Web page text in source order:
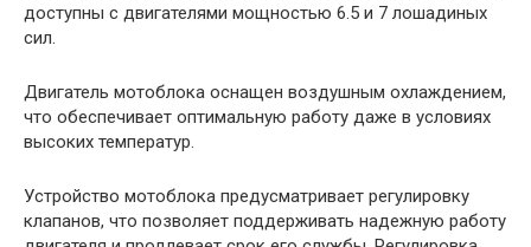
доступны с двигателями мощностью 6.5 и 7 лошадиных
сил.
Двигатель мотоблока оснащен воздушным охлаждением,
что обеспечивает оптимальную работу даже в условиях
высоких температур.
Устройство мотоблока предусматривает регулировку
клапанов, что позволяет поддерживать надежную работу